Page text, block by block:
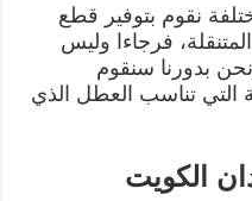
نقوم بتوفير قطع
فرجاءا وليس
بدورنا سنقوم
التي تناسب العطل الذي
الكويت